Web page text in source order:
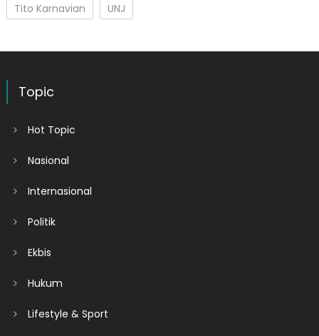
Tito Karnavian
UNJ
Topic
Hot Topic
Nasional
Internasional
Politik
Ekbis
Hukum
Lifestyle & Sport